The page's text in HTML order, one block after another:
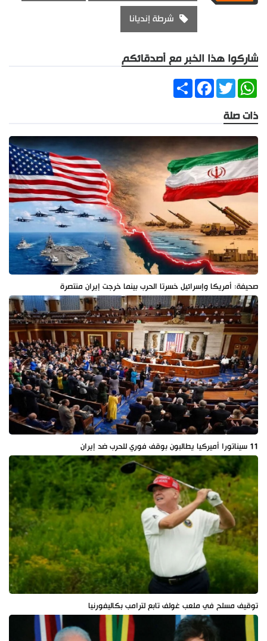
شرطة إنديانا
شاركوا هذا الخبر مع أصدقائكم
ShareFacebookTwitter
WhatsApp
ذات صلة
صحيفة: أمريكا وإسرائيل خسرتا الحرب بينما خرجت إيران منتصرة
11 سيناتورا أميركيا يطالبون بوقف فوري للحرب ضد إيران
توقيف مسلح في ملعب غولف تابع لترامب بكاليفورنيا